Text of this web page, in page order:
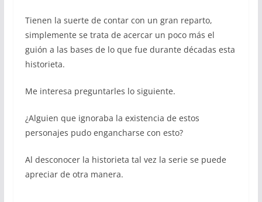
Tienen la suerte de contar con un gran reparto,
simplemente se trata de acercar un poco más el
guión a las bases de lo que fue durante décadas esta
historieta.
Me interesa preguntarles lo siguiente.
¿Alguien que ignoraba la existencia de estos
personajes pudo engancharse con esto?
Al desconocer la historieta tal vez la serie se puede
apreciar de otra manera.